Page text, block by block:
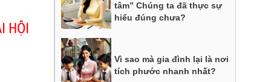
HỘI
tâm” Chúng ta đã thực sự
hiểu đúng chưa?
Vì sao mà gia đình lại là nơi
tích phước nhanh nhất?